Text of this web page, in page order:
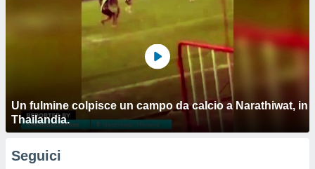
Un fulmine colpisce un campo da calcio a Narathiwat, in
Thailandia.
Seguici